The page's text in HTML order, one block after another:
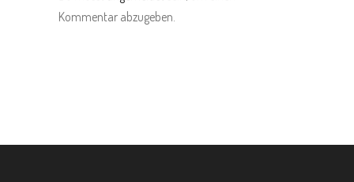
Kommentar abzugeben.